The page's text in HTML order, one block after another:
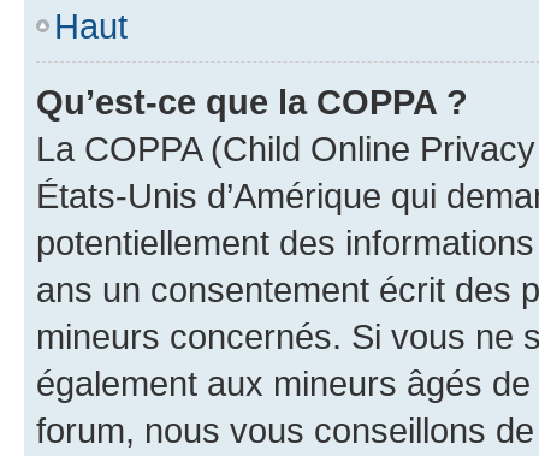
Haut
Qu’est-ce que la COPPA ?
La COPPA (Child Online
États-Unis d’Amérique qui
potentiellement des
ans un consentement écrit des
mineurs concernés. Si vous ne
également aux mineurs âgés
forum, nous vous conseillons